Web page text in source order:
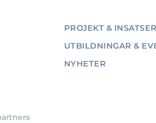
PROJEKT & INSATSER
UTBILDNINGAR &
NYHETER